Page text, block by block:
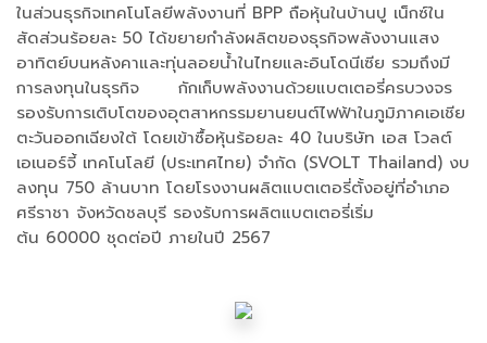
ในส่วนธุรกิจเทคโนโลยีพลังงานที่ BPP ถือหุ้นในบ้านปู เน็กซ์ใน
สัดส่วนร้อยละ 50 ได้ขยายกำลังผลิตของธุรกิจพลังงานแสง
อาทิตย์บนหลังคาและทุ่นลอยน้ำในไทยและอินโดนีเซีย รวมถึงมี
การลงทุนในธุรกิจ กักเก็บพลังงานด้วยแบตเตอรี่ครบวงจร
รองรับการเติบโตของอุตสาหกรรมยานยนต์ไฟฟ้าในภูมิภาคเอเชีย
ตะวันออกเฉียงใต้ โดยเข้าซื้อหุ้นร้อยละ 40 ในบริษัท เอส โวลต์
เอเนอร์จี้ เทคโนโลยี (ประเทศไทย) จำกัด (SVOLT Thailand) งบ
ลงทุน 750 ล้านบาท โดยโรงงานผลิตแบตเตอรี่ตั้งอยู่ที่อำเภอ
ศรีราชา จังหวัดชลบุรี รองรับการผลิตแบตเตอรี่เริ่ม
ต้น 60000 ชุดต่อปี ภายในปี 2567